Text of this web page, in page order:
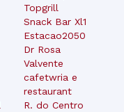
Topgrill
Snack Bar Xl1
Estacao2050
Dr Rosa
Valvente
cafetwria e
restaurant
R. do Centro